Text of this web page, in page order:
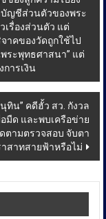
บัญชีส่วนตัวของพระ
เรื่องส่วนตัว แต่
าคของวัดถูกใช้ไป
ระพุทธศาสนา” แต่
การเงิน
ทิน” คดีฮั้ว สว. กังวล
มืด และพบเครือข่าย
ตามตรวจสอบ จับตา
สาทสายฟ้าหรือไม่